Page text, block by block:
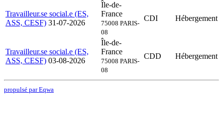
Travailleur.se social.e (ES,
ASS, CESF) 31-07-2026
Île-de-
France
75008 PARIS-
08
CDI Hébergement
Travailleur.se social.e (ES,
ASS, CESF) 03-08-2026
Île-de-
France
75008 PARIS-
08
CDD Hébergement
propulsé par Eqwa